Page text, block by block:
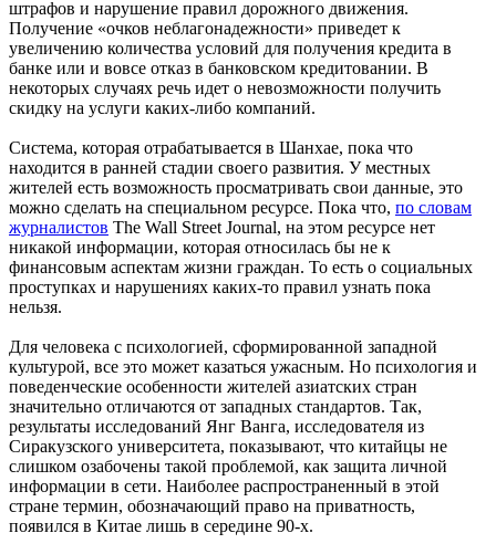
штрафов и нарушение правил дорожного движения.
Получение «очков неблагонадежности» приведет к
увеличению количества условий для получения кредита в
банке или и вовсе отказ в банковском кредитовании. В
некоторых случаях речь идет о невозможности получить
скидку на услуги каких-либо компаний.
Система, которая отрабатывается в Шанхае, пока что
находится в ранней стадии своего развития. У местных
жителей есть возможность просматривать свои данные, это
можно сделать на специальном ресурсе. Пока что, по словам
журналистов The Wall Street Journal, на этом ресурсе нет
никакой информации, которая относилась бы не к
финансовым аспектам жизни граждан. То есть о социальных
проступках и нарушениях каких-то правил узнать пока
нельзя.
Для человека с психологией, сформированной западной
культурой, все это может казаться ужасным. Но психология и
поведенческие особенности жителей азиатских стран
значительно отличаются от западных стандартов. Так,
результаты исследований Янг Ванга, исследователя из
Сиракузского университета, показывают, что китайцы не
слишком озабочены такой проблемой, как защита личной
информации в сети. Наиболее распространенный в этой
стране термин, обозначающий право на приватность,
появился в Китае лишь в середине 90-х.